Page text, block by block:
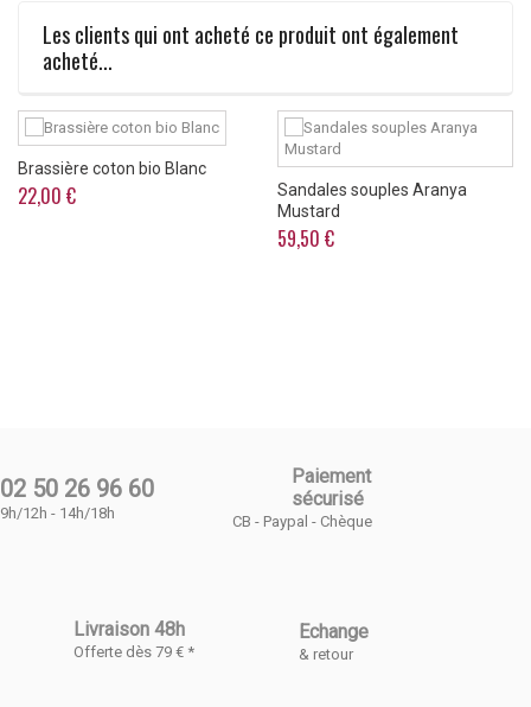
Les clients qui ont acheté ce produit ont également
acheté...
Brassière coton bio Blanc
22,00 €
Sandales souples Aranya
Mustard
59,50 €
02 50 26 96 60
9h/12h - 14h/18h
Paiement
sécurisé
CB - Paypal - Chèque
Livraison 48h
Offerte dès 79 € *
Echange
& retour